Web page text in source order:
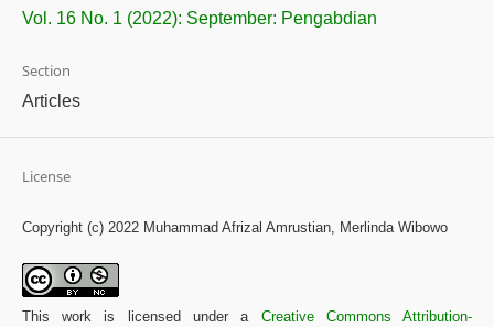
Vol. 16 No. 1 (2022): September: Pengabdian
Section
Articles
License
Copyright (c) 2022 Muhammad Afrizal Amrustian, Merlinda Wibowo
This work is licensed under a Creative Commons Attribution-